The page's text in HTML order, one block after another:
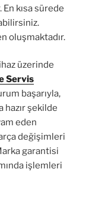
kısa sürede
oluşmaktadır.
üzerinde
Servis
başarıyla,
hazır şekilde
eden
değişimleri
garantisi
işlemleri